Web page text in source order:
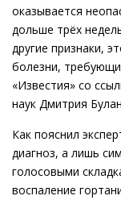
оказывается
дольше трёх
другие признаки,
болезни,
«Известия» со
наук Дмитрия
Как пояснил
диагноз, а лишь
голосовыми
воспаление